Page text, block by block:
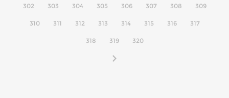
302 303 304 305 306 307 308 309
310 311 312 313 314 315 316 317
318 319 320